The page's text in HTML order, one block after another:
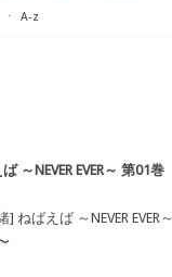
⋅ A-z
～NEVER EVER～ 第01巻
ばえば ～NEVER EVER～